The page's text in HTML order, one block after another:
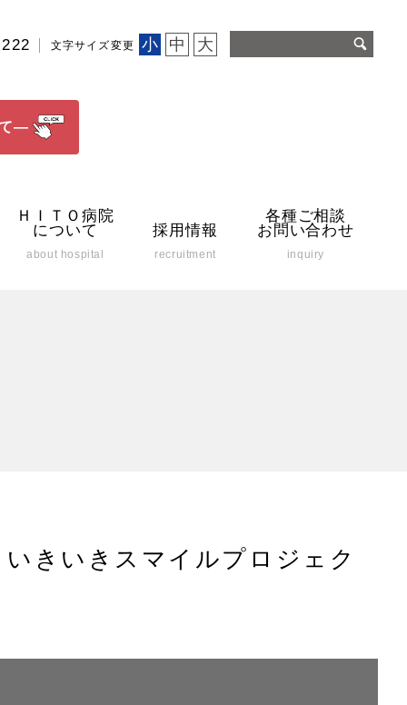
文字サイズ変更 小 中 大
て―
ＨＩＴＯ病院
について
about hospital
採用情報
recruitment
各種ご相談
お問い合わせ
inquiry
きいきスマイルプロジェク